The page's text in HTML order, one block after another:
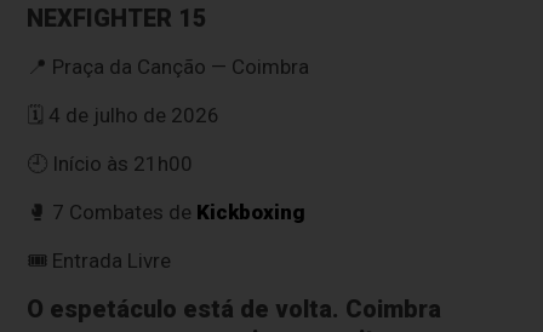
NEXFIGHTER 15
📍 Praça da Canção — Coimbra
🗓 4 de julho de 2026
🕘 Início às 21h00
🥊 7 Combates de Kickboxing
🎟 Entrada Livre
O espetáculo está de volta. Coimbra